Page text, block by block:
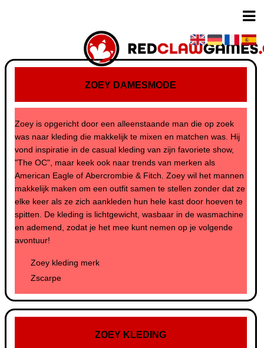
ZOEY DAMESMODE
Zoey is opgericht door een alleenstaande man die op zoek
was naar kleding die makkelijk te mixen en matchen was. Hij
vond inspiratie in de casual kleding van zijn favoriete show,
"The OC", maar keek ook naar trends van merken als
American Eagle of Abercrombie & Fitch. Zoey wil het mannen
makkelijk maken om een outfit samen te stellen zonder dat ze
elke keer als ze zich aankleden hun hele kast door hoeven te
spitten. De kleding is lichtgewicht, wasbaar in de wasmachine
en ademend, zodat je het mee kunt nemen op je volgende
avontuur!
Zoey kleding merk
Zscarpe
ZOEY KLEDING